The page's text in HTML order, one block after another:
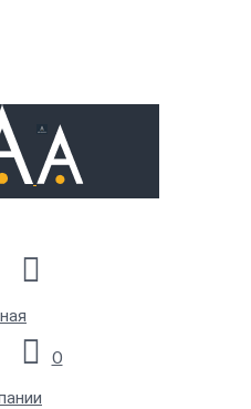
О